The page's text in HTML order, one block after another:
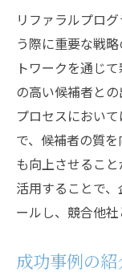
リファラルプロ
う際に重要な戦
トワークを通じ
の高い候補者と
プロセスにおい
で、候補者の質
も向上させるこ
活用することで
ールし、競合他社
成功事例の